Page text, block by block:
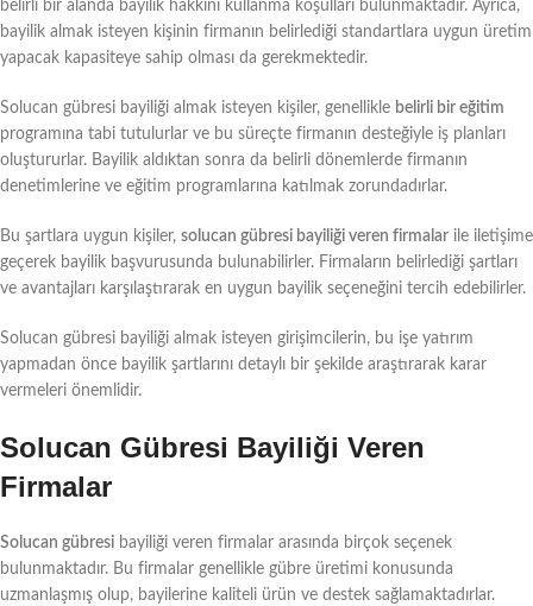
belirli bir alanda bayilik hakkını kullanma koşulları bulunmaktadır. Ayrıca,
bayilik almak isteyen kişinin firmanın belirlediği standartlara uygun üretim
yapacak kapasiteye sahip olması da gerekmektedir.
Solucan gübresi bayiliği almak isteyen kişiler, genellikle belirli bir eğitim
programına tabi tutulurlar ve bu süreçte firmanın desteğiyle iş planları
oluştururlar. Bayilik aldıktan sonra da belirli dönemlerde firmanın
denetimlerine ve eğitim programlarına katılmak zorundadırlar.
Bu şartlara uygun kişiler, solucan gübresi bayiliği veren firmalar ile iletişime
geçerek bayilik başvurusunda bulunabilirler. Firmaların belirlediği şartları
ve avantajları karşılaştırarak en uygun bayilik seçeneğini tercih edebilirler.
Solucan gübresi bayiliği almak isteyen girişimcilerin, bu işe yatırım
yapmadan önce bayilik şartlarını detaylı bir şekilde araştırarak karar
vermeleri önemlidir.
Solucan Gübresi Bayiliği Veren
Firmalar
Solucan gübresi bayiliği veren firmalar arasında birçok seçenek
bulunmaktadır. Bu firmalar genellikle gübre üretimi konusunda
uzmanlaşmış olup, bayilerine kaliteli ürün ve destek sağlamaktadırlar.